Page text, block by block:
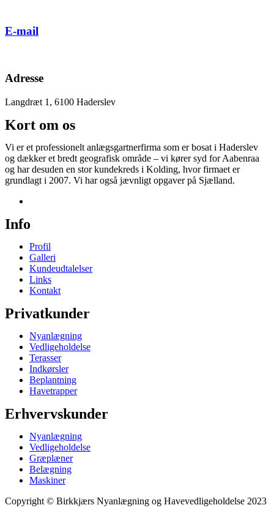
E-mail
Adresse
Langdræt 1, 6100 Haderslev
Kort om os
Vi er et professionelt anlægsgartnerfirma som er bosat i Haderslev
og dækker et bredt geografisk område – vi kører syd for Aabenraa
og har desuden en stor kundekreds i Kolding, hvor firmaet er
grundlagt i 2007. Vi har også jævnligt opgaver på Sjælland.
Info
Profil
Galleri
Kundeudtalelser
Links
Kontakt
Privatkunder
Nyanlægning
Vedligeholdelse
Terasser
Indkørsler
Beplantning
Havetrapper
Erhvervskunder
Nyanlægning
Vedligeholdelse
Græplæner
Belægning
Maskiner
Copyright © ​​Birkkjærs Nyanlægning og Havevedligeholdelse 2023